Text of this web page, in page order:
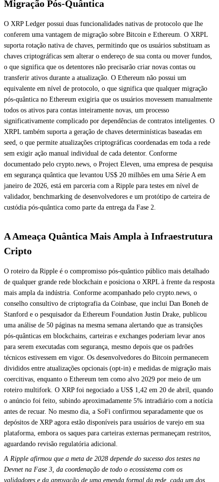
Migração Pós-Quântica
O XRP Ledger possui duas funcionalidades nativas de protocolo que lhe
conferem uma vantagem de migração sobre Bitcoin e Ethereum. O XRPL
suporta rotação nativa de chaves, permitindo que os usuários substituam as
chaves criptográficas sem alterar o endereço de sua conta ou mover fundos,
o que significa que os detentores não precisarão criar novas contas ou
transferir ativos durante a atualização. O Ethereum não possui um
equivalente em nível de protocolo, o que significa que qualquer migração
pós-quântica no Ethereum exigiria que os usuários movessem manualmente
todos os ativos para contas inteiramente novas, um processo
significativamente complicado por dependências de contratos inteligentes. O
XRPL também suporta a geração de chaves determinísticas baseadas em
seed, o que permite atualizações criptográficas coordenadas em toda a rede
sem exigir ação manual individual de cada detentor. Conforme
documentado pelo crypto.news, o Project Eleven, uma empresa de pesquisa
em segurança quântica que levantou US$ 20 milhões em uma Série A em
janeiro de 2026, está em parceria com a Ripple para testes em nível de
validador, benchmarking de desenvolvedores e um protótipo de carteira de
custódia pós-quântica como parte da entrega da Fase 2.
A Ameaça Quântica Mais Ampla à Infraestrutura
Cripto
O roteiro da Ripple é o compromisso pós-quântico público mais detalhado
de qualquer grande rede blockchain e posiciona o XRPL à frente da resposta
mais ampla da indústria. Conforme acompanhado pelo crypto.news, o
conselho consultivo de criptografia da Coinbase, que inclui Dan Boneh de
Stanford e o pesquisador da Ethereum Foundation Justin Drake, publicou
uma análise de 50 páginas na mesma semana alertando que as transições
pós-quânticas em blockchains, carteiras e exchanges poderiam levar anos
para serem executadas com segurança, mesmo depois que os padrões
técnicos estivessem em vigor. Os desenvolvedores do Bitcoin permanecem
divididos entre atualizações opcionais (opt-in) e medidas de migração mais
coercitivas, enquanto o Ethereum tem como alvo 2029 por meio de um
roteiro multifork. O XRP foi negociado a US$ 1,42 em 20 de abril, quando
o anúncio foi feito, subindo aproximadamente 5% intradiário com a notícia
antes de recuar. No mesmo dia, a SoFi confirmou separadamente que os
depósitos de XRP agora estão disponíveis para usuários de varejo em sua
plataforma, embora os saques para carteiras externas permaneçam restritos,
aguardando revisão regulatória adicional.
A Ripple afirmou que a meta de 2028 depende do sucesso dos testes na
Devnet na Fase 3, da coordenação de todo o ecossistema com os
validadores e da aprovação de uma emenda formal da rede, cada um dos